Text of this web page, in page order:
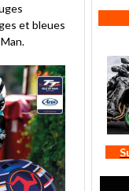
et bleues